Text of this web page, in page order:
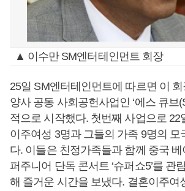
▲ 이수만 SM엔터테인먼트 회장
25일 SM엔터테인먼트에 따르면 이 회
양사 공동 사회공헌사업인 ‘에스 큐브
적으로 시작했다. 첫번째 사업으로 22
이주여성 3명과 그들의 가족 9명의 모
다. 이들은 친정가족들과 함께 중국
퍼주니어 단독 콘서트 ‘슈퍼쇼5’를 관
해 즐거운 시간을 보냈다. 결혼이주여